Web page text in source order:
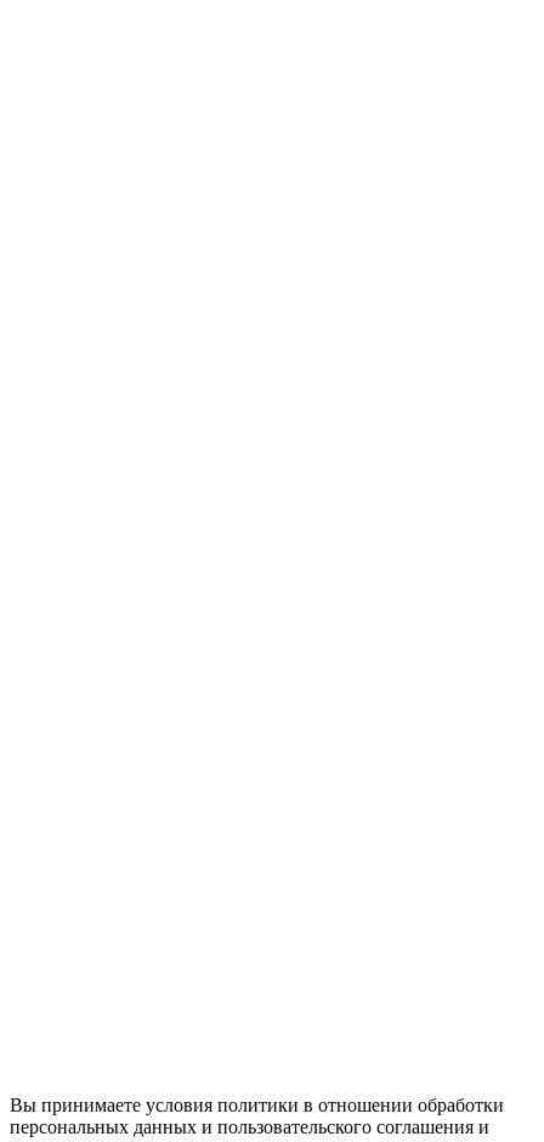
Вы принимаете условия политики в отношении обработки
персональных данных и пользовательского соглашения и